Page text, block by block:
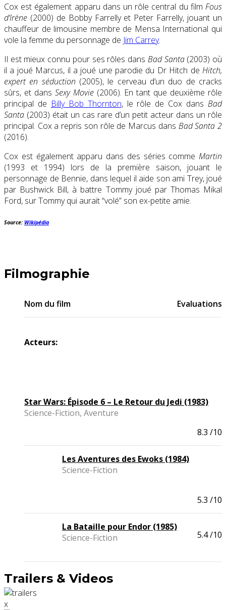
Cox est également apparu dans un rôle central du film Fous
d’Irène (2000) de Bobby Farrelly et Peter Farrelly, jouant un
chauffeur de limousine membre de Mensa International qui
vole la femme du personnage de Jim Carrey.
Il est mieux connu pour ses rôles dans Bad Santa(2003) où
il a joué Marcus, il a joué une parodie du Dr Hitch de Hitch,
expert en séduction (2005), le cerveau d’un duo de cracks
sûrs, et dans Sexy Movie(2006). En tant que deuxième rôle
principal de Billy Bob Thornton, le rôle de Cox dansBad
Santa (2003) était un cas rare d’un petit acteur dans un rôle
principal. Cox a repris son rôle de Marcus dans Bad Santa 2
(2016).
Cox est également apparu dans des séries comme Martin
(1993 et 1994) lors de la première saison, jouant le
personnage de Bennie, dans lequel il aide son ami Trey, joué
par Bushwick Bill, à battre Tommy joué par Thomas Mikal
Ford, sur Tommy qui aurait “volé” son ex-petite amie.
Source: Wikipédia
Filmographie
Nom du film Evaluations
Acteurs:
Star Wars: Épisode 6 – Le Retour du Jedi (1983)
Science-Fiction, Aventure
8.3 /10
Les Aventures des Ewoks (1984)
Science-Fiction
5.3 /10
La Bataille pour Endor (1985)
Science-Fiction
5.4/10
Trailers & Videos
x